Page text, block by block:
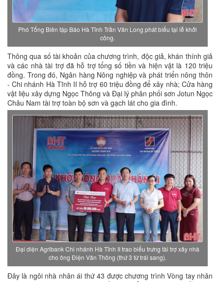
Phó Tổng Biên tập Báo Hà Tĩnh Trần Văn Long phát biểu tại lễ khởi
công.
Thông qua số tài khoản của chương trình, độc giả, khán thính giả
và các nhà tài trợ đã hỗ trợ tổng số tiền và hiện vật là 120 triệu
đồng. Trong đó, Ngân hàng Nông nghiệp và phát triển nông thôn
- Chi nhánh Hà Tĩnh II hỗ trợ 60 triệu đồng để xây nhà; Cửa hàng
vật liệu xây dựng Ngọc Thông và Đại lý phân phối sơn Jotun Ngọc
Châu Nam tài trợ toàn bộ sơn và gạch lát cho gia đình.
Đại diện Agribank Chi nhánh Hà Tĩnh II trao biểu trưng tài trợ xây nhà
cho ông Điện Văn Thông (thứ 3 từ trái sang).
Đây là ngôi nhà nhân ái thứ 43 được chương trình Vòng tay nhân